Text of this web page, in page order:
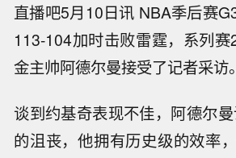
直播吧5月10日讯 NBA季后赛
113-104加时击败雷霆，系列
金主帅阿德尔曼接受了记者采访。
谈到约基奇表现不佳，阿德尔
的沮丧，他拥有历史级的效率